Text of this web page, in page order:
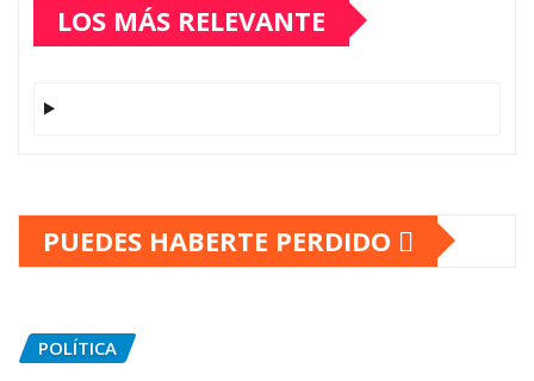
LOS MÁS RELEVANTE
PUEDES HABERTE PERDIDO
POLÍTICA